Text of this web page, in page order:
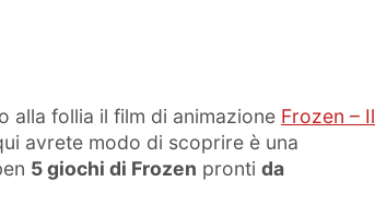
alla follia il film di animazione Frozen – Il
avrete modo di scoprire è una
5 giochi di Frozen pronti da